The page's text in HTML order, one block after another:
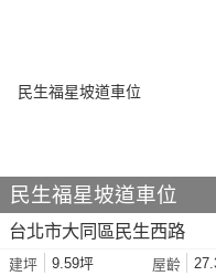
民生福星坡道車位
台北市大同區民生西路
建坪 9.59坪 屋齡